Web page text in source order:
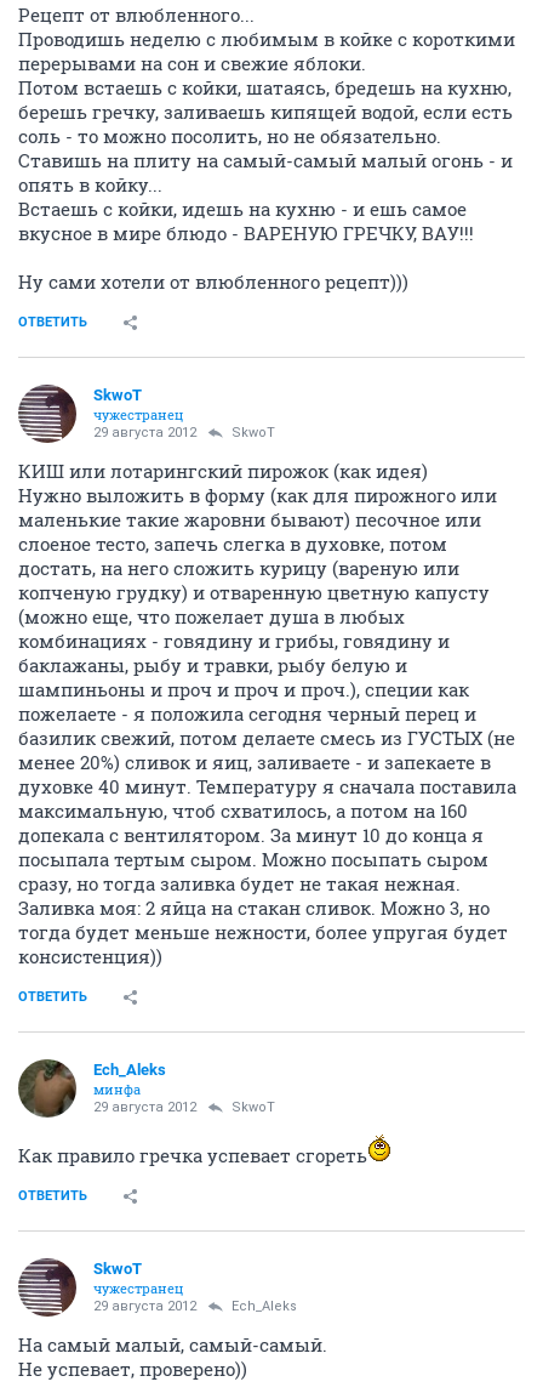
Рецепт от влюбленного...
Проводишь неделю с любимым в койке с короткими
перерывами на сон и свежие яблоки.
Потом встаешь с койки, шатаясь, бредешь на кухню,
берешь гречку, заливаешь кипящей водой, если есть
соль - то можно посолить, но не обязательно.
Ставишь на плиту на самый-самый малый огонь - и
опять в койку...
Встаешь с койки, идешь на кухню - и ешь самое
вкусное в мире блюдо - ВАРЕНУЮ ГРЕЧКУ, ВАУ!!!
Ну сами хотели от влюбленного рецепт)))
ОТВЕТИТЬ
SkwоT
чужестранец
29 августа 2012 SkwоT
КИШ или лотарингский пирожок (как идея)
Нужно выложить в форму (как для пирожного или
маленькие такие жаровни бывают) песочное или
слоеное тесто, запечь слегка в духовке, потом
достать, на него сложить курицу (вареную или
копченую грудку) и отваренную цветную капусту
(можно еще, что пожелает душа в любых
комбинациях - говядину и грибы, говядину и
баклажаны, рыбу и травки, рыбу белую и
шампиньоны и проч и проч и проч.), специи как
пожелаете - я положила сегодня черный перец и
базилик свежий, потом делаете смесь из ГУСТЫХ (не
менее 20%) сливок и яиц, заливаете - и запекаете в
духовке 40 минут. Температуру я сначала поставила
максимальную, чтоб схватилось, а потом на 160
допекала с вентилятором. За минут 10 до конца я
посыпала тертым сыром. Можно посыпать сыром
сразу, но тогда заливка будет не такая нежная.
Заливка моя: 2 яйца на стакан сливок. Можно 3, но
тогда будет меньше нежности, более упругая будет
консистенция))
ОТВЕТИТЬ
Ech_Aleks
минфа
29 августа 2012 SkwоT
Как правило гречка успевает сгореть
ОТВЕТИТЬ
SkwоT
чужестранец
29 августа 2012 Ech_Aleks
На самый малый, самый-самый.
Не успевает, проверено))